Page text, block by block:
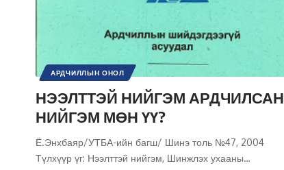
АРДЧИЛЛЫН ОНОЛ
ИРГЭНИЙ НИЙГЭМ / УЛС ТӨРИЙН ОРОЛЦОО
НИЙГМИЙН БОДЛОГО
НИЙГЭМ
УЛС ТӨР
ШИНЭ ТОЛЬ СЭТГҮҮЛ
НЭЭЛТТЭЙ НИЙГЭМ АРДЧИЛСАН
НИЙГЭМ МӨН ҮҮ?
Ё.Энхбаяр/УТБА-ийн багш/ Шинэ толь №47, 2004
Түлхүүр үг: Нээлттэй нийгэм, Шинжлэх ухааны…